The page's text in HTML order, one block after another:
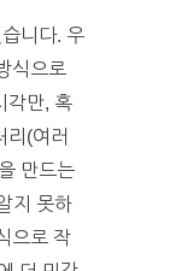
니다. 우
식으로
각만, 혹
리(여러
만드는
지 못하
으로 작